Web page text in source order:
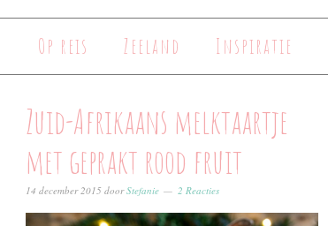
Op reis Zeeland Inspiratie
Zuid-Afrikaans melktaartje
met geprakt rood fruit
14 december 2015 doorStefanie 2 Reacties